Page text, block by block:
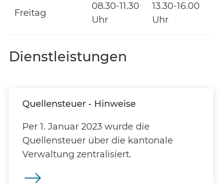
Freitag
08.30-11.30
Uhr
13.30-16.00
Uhr
Dienstleistungen
Quellensteuer - Hinweise
Per 1. Januar 2023 wurde die
Quellensteuer über die kantonale
Verwaltung zentralisiert.